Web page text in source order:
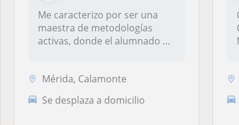
Me caracterizo por ser una
maestra de metodologías
activas, donde el alumnado es
Mérida, Calamonte
Se desplaza a domicilio